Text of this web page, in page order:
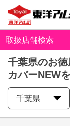
取扱店舗検索
千葉県のお
カバーNEW
千葉県